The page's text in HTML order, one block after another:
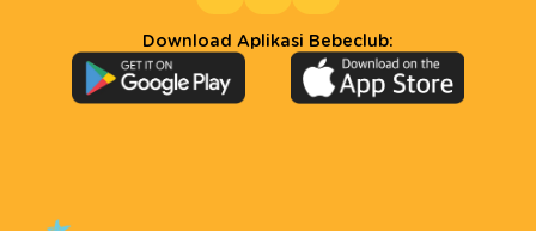
Download Aplikasi Bebeclub: